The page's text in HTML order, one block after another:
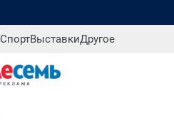
СпортВыставкиДругое